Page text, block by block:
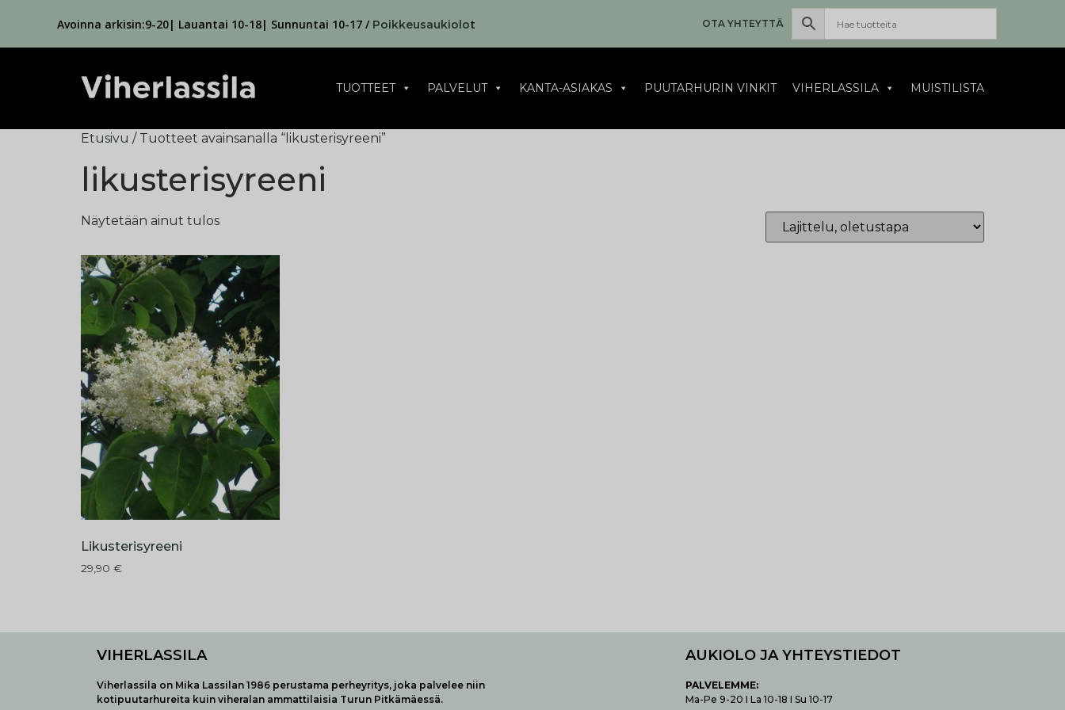
Avoinna arkisin:9-20| Lauantai 10-18| Sunnuntai 10-17 / Poikkeusaukiolot OTA YHTEYTTÄ
TUOTTEET PALVELUT KANTA-ASIAKAS PUUTARHURIN VINKIT VIHERLASSILA MUISTILISTA
Etusivu / Tuotteet avainsanalla “likusterisyreeni”
likusterisyreeni
Näytetään ainut tulos
Likusterisyreeni
29,90 €
VIHERLASSILA
Viherlassila on Mika Lassilan 1986 perustama perheyritys, joka palvelee niin
kotipuutarhureita kuin viheralan ammattilaisia Turun Pitkämäessä.
AUKIOLO JA YHTEYSTIEDOT
PALVELEMME:
Ma-Pe 9-20 I La 10-18 I Su 10-17